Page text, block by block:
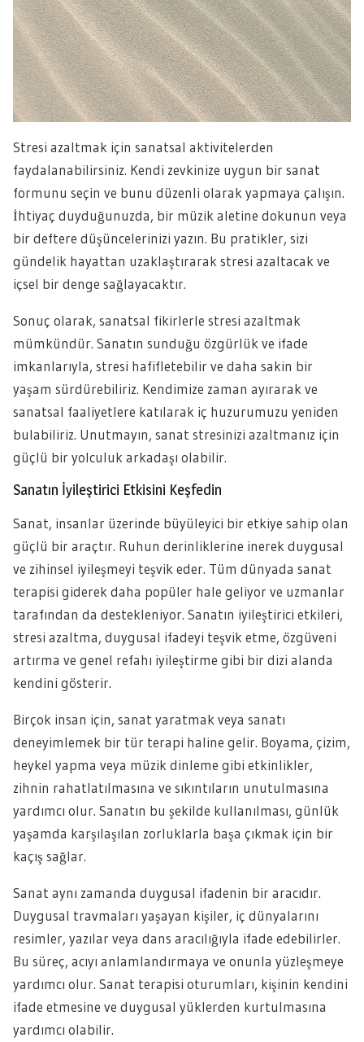
Stresi azaltmak için sanatsal aktivitelerden
faydalanabilirsiniz. Kendi zevkinize uygun bir sanat
formunu seçin ve bunu düzenli olarak yapmaya çalışın.
İhtiyaç duyduğunuzda, bir müzik aletine dokunun veya
bir deftere düşüncelerinizi yazın. Bu pratikler, sizi
gündelik hayattan uzaklaştırarak stresi azaltacak ve
içsel bir denge sağlayacaktır.
Sonuç olarak, sanatsal fikirlerle stresi azaltmak
mümkündür. Sanatın sunduğu özgürlük ve ifade
imkanlarıyla, stresi hafifletebilir ve daha sakin bir
yaşam sürdürebiliriz. Kendimize zaman ayırarak ve
sanatsal faaliyetlere katılarak iç huzurumuzu yeniden
bulabiliriz. Unutmayın, sanat stresinizi azaltmanız için
güçlü bir yolculuk arkadaşı olabilir.
Sanatın İyileştirici Etkisini Keşfedin
Sanat, insanlar üzerinde büyüleyici bir etkiye sahip olan
güçlü bir araçtır. Ruhun derinliklerine inerek duygusal
ve zihinsel iyileşmeyi teşvik eder. Tüm dünyada sanat
terapisi giderek daha popüler hale geliyor ve uzmanlar
tarafından da destekleniyor. Sanatın iyileştirici etkileri,
stresi azaltma, duygusal ifadeyi teşvik etme, özgüveni
artırma ve genel refahı iyileştirme gibi bir dizi alanda
kendini gösterir.
Birçok insan için, sanat yaratmak veya sanatı
deneyimlemek bir tür terapi haline gelir. Boyama, çizim,
heykel yapma veya müzik dinleme gibi etkinlikler,
zihnin rahatlatılmasına ve sıkıntıların unutulmasına
yardımcı olur. Sanatın bu şekilde kullanılması, günlük
yaşamda karşılaşılan zorluklarla başa çıkmak için bir
kaçış sağlar.
Sanat aynı zamanda duygusal ifadenin bir aracıdır.
Duygusal travmaları yaşayan kişiler, iç dünyalarını
resimler, yazılar veya dans aracılığıyla ifade edebilirler.
Bu süreç, acıyı anlamlandırmaya ve onunla yüzleşmeye
yardımcı olur. Sanat terapisi oturumları, kişinin kendini
ifade etmesine ve duygusal yüklerden kurtulmasına
yardımcı olabilir.